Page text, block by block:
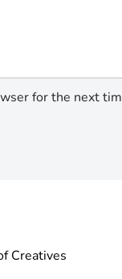
for the next
Creatives